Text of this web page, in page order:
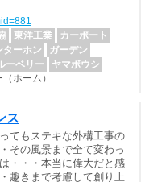
東洋工業
カーポート
ターホン
ガーデン
ーベリー
ヤマボウシ
ホーム）
ス
てもステキな外構工事の
その風景まで全て変わっ
・・・本当に偉大だと感
趣きまで考慮して創り上